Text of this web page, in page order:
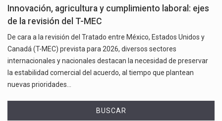
Innovación, agricultura y cumplimiento laboral: ejes
de la revisión del T-MEC
De cara a la revisión del Tratado entre México, Estados Unidos y
Canadá (T-MEC) prevista para 2026, diversos sectores
internacionales y nacionales destacan la necesidad de preservar
la estabilidad comercial del acuerdo, al tiempo que plantean
nuevas prioridades…
BUSCAR